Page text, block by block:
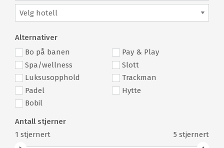
Velg hotell
Alternativer
Bo på banen
Pay & Play
Spa/wellness
Slott
Luksusopphold
Trackman
Padel
Hytte
Bobil
Antall stjerner
1 stjernert 5 stjernert